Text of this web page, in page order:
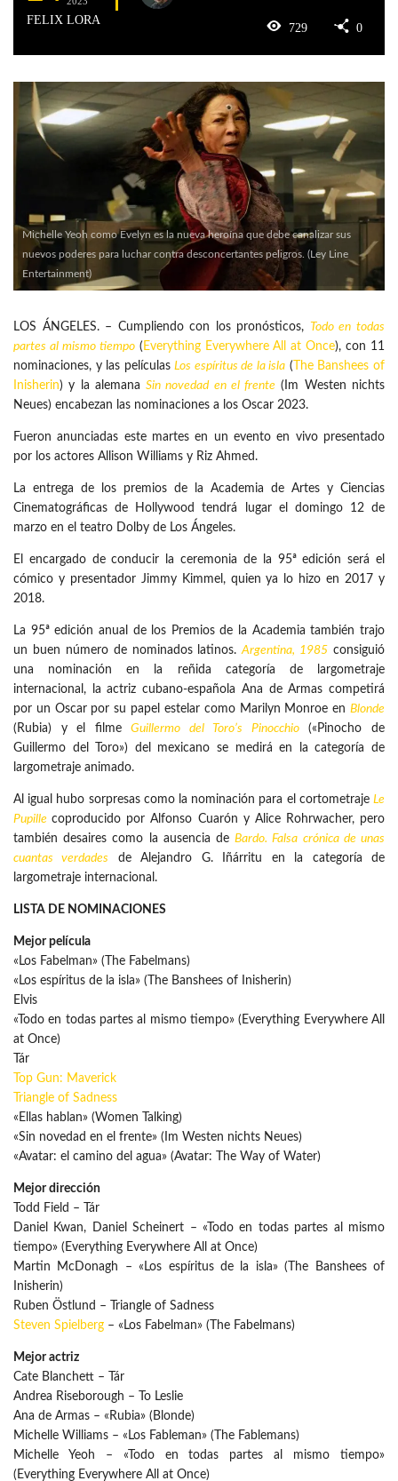
FELIX LORA
729 0
Michelle Yeoh como Evelyn es la nueva heroína que debe canalizar sus
nuevos poderes para luchar contra desconcertantes peligros. (Ley Line
Entertainment)
LOS ÁNGELES. – Cumpliendo con los pronósticos,
Todo en todas
partes al mismo tiempo( Everything Everywhere All at Once), con 11
nominaciones, y las películasLos espíritus de la isla ( The Banshees of
Inisherin) y la alemanaSin novedad en el frente (Im Westen nichts
Neues) encabezan las nominaciones a los Oscar 2023.
Fueron anunciadas este martes en un evento en vivo presentado
por los actores Allison Williams y Riz Ahmed.
La entrega de los premios de la Academia de Artes y Ciencias
Cinematográficas de Hollywood tendrá lugar el domingo 12 de
marzo en el teatro Dolby de Los Ángeles.
El encargado de conducir la ceremonia de la 95ª edición será el
cómico y presentador Jimmy Kimmel, quien ya lo hizo en 2017 y
2018.
La 95ª edición anual de los Premios de la Academia también trajo
un buen número de nominados latinos.Argentina, 1985 consiguió
una nominación en la reñida categoría de largometraje
internacional, la actriz cubano-española Ana de Armas competirá
por un Oscar por su papel estelar como Marilyn Monroe en Blonde
(Rubia) y el filmeGuillermo del Toro’s Pinocchio(«Pinocho de
Guillermo del Toro») del mexicano se medirá en la categoría de
largometraje animado.
Al igual hubo sorpresas como la nominación para el cortometraje Le
Pupillecoproducido por Alfonso Cuarón y Alice Rohrwacher, pero
también desaires como la ausencia deBardo. Falsa crónica de unas
cuantas verdades
de Alejandro G. Iñárritu en la categoría de
largometraje internacional.
LISTA DE NOMINACIONES
Mejor película
«Los Fabelman» (The Fabelmans)
«Los espíritus de la isla» (The Banshees of Inisherin)
Elvis
«Todo en todas partes al mismo tiempo» (Everything Everywhere All
at Once)
Tár
Top Gun: Maverick
Triangle of Sadness
«Ellas hablan» (Women Talking)
«Sin novedad en el frente» (Im Westen nichts Neues)
«Avatar: el camino del agua» (Avatar: The Way of Water)
Mejor dirección
Todd Field – Tár
Daniel Kwan, Daniel Scheinert – «Todo en todas partes al mismo
tiempo» (Everything Everywhere All at Once)
Martin McDonagh – «Los espíritus de la isla» (The Banshees of
Inisherin)
Ruben Östlund – Triangle of Sadness
Steven Spielberg – «Los Fabelman» (The Fabelmans)
Mejor actriz
Cate Blanchett – Tár
Andrea Riseborough – To Leslie
Ana de Armas – «Rubia» (Blonde)
Michelle Williams – «Los Fableman» (The Fablemans)
Michelle Yeoh – «Todo en todas partes al mismo tiempo»
(Everything Everywhere All at Once)